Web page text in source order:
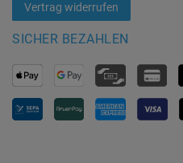
Vertrag widerrufen
SICHER BEZAHLEN